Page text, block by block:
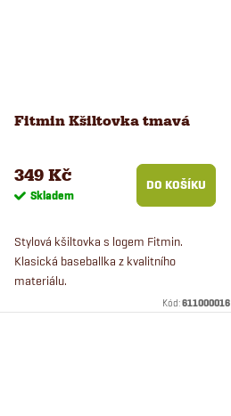
Fitmin Kšiltovka tmavá
349 Kč
Skladem
DO KOŠÍKU
Stylová kšiltovka s logem Fitmin.
Klasická baseballka z kvalitního
materiálu.
Kód:611000016